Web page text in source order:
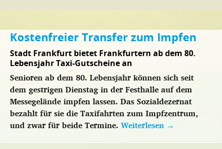
Kostenfreier Transfer zum Impfen
Stadt Frankfurt bietet Frankfurtern ab dem 80.
Lebensjahr Taxi-Gutscheine an
Senioren ab dem 80. Lebensjahr können sich seit
dem gestrigen Dienstag in der Festhalle auf dem
Messegelände impfen lassen. Das Sozialdezernat
bezahlt für sie die Taxifahrten zum Impfzentrum,
und zwar für beide Termine. Weiterlesen →